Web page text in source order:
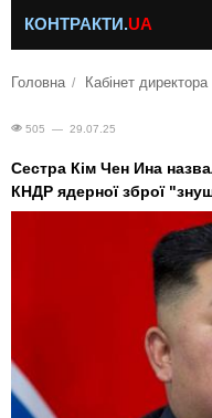
КОНТРАКТИ.UA
Головна Кабінет директора
505 — 29.07.25
Сестра Кім Чен Ина
КНДР ядерної зброї